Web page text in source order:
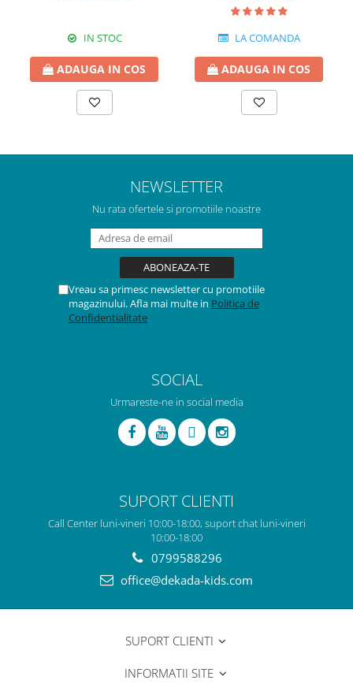
IN STOC
ADAUGA IN COS
LA COMANDA
ADAUGA IN COS
NEWSLETTER
Nu rata ofertele si promotiile noastre
Vreau sa primesc newsletter cu promotiile
magazinului. Afla mai multe in Politica de
Confidentialitate
SOCIAL
Urmareste-ne in social media
SUPORT CLIENTI
Call Center luni-vineri 10:00-18:00, suport chat luni-vineri
10:00-18:00
0799588296
office@dekada-kids.com
SUPORT CLIENTI
INFORMATII SITE